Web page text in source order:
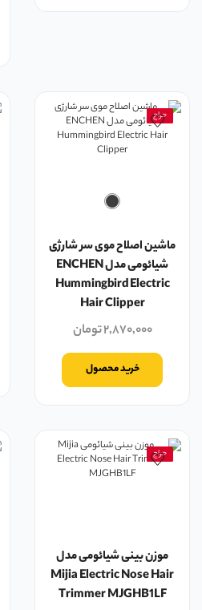
حراج
ماشین اصلاح موی سر شارژی
شیائومی مدل ENCHEN
Hummingbird Electric
Hair Clipper
۲,۸۷۰,۰۰۰تومان
خرید محصول
حراج
موزن بینی شیائومی مدل
Mijia Electric Nose Hair
Trimmer MJGHB1LF